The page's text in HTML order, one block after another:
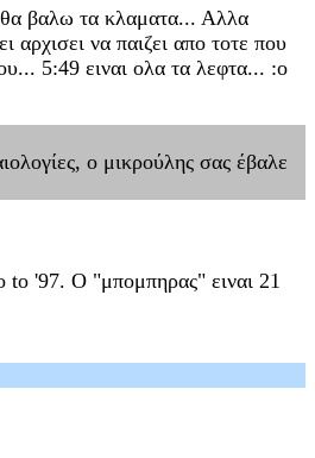
βαλω τα κλαματα... Αλλα
αρχισει να παιζει απο τοτε που
5:49 ειναι ολα τα λεφτα... :o
ο μικρούλης σας έβαλε
'97. O "μπομπηρας" ειναι 21